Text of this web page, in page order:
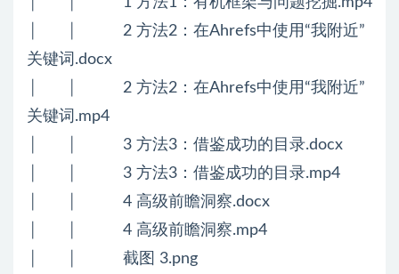
│ │ 2 方法2：在Ahrefs中使用“我附近”
关键词.docx
│ │ 2 方法2：在Ahrefs中使用“我附近”
关键词.mp4
│ │ 3 方法3：借鉴成功的目录.docx
│ │ 3 方法3：借鉴成功的目录.mp4
│ │ 4 高级前瞻洞察.docx
│ │ 4 高级前瞻洞察.mp4
│ │ 截图 3.png